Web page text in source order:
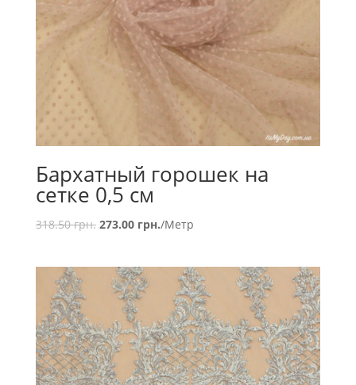
Бархатный горошек на
сетке 0,5 см
318.50грн. 273.00 грн./Метр